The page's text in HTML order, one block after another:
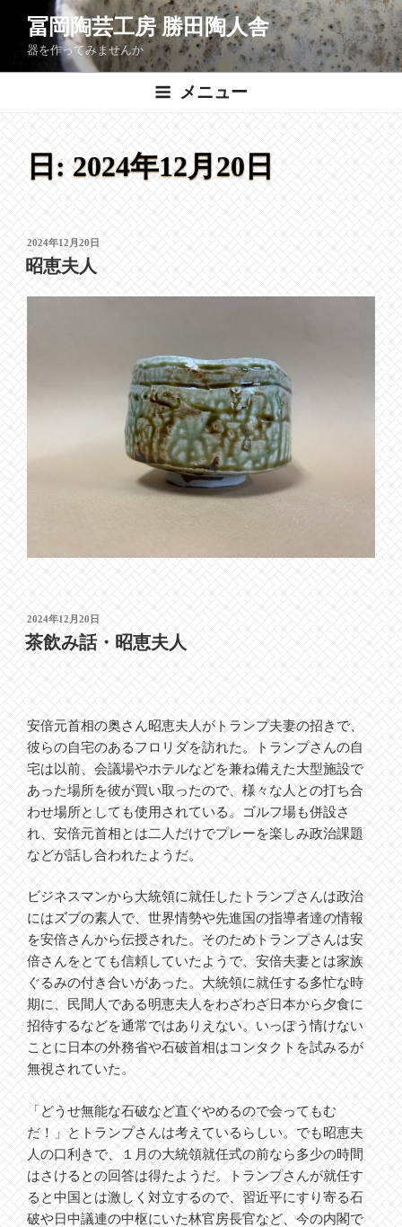
ン
へ
ス
キ
ッ
プ
冨岡陶芸工房 勝田陶人舎
器を作ってみませんか
メニュー
日:2024年12月20日
投
稿
日:
2024年12月20日
昭恵夫人
投
稿
日:
2024年12月20日
茶飲み話・昭恵夫人
安倍元首相の奥さん昭恵夫人がトランプ夫妻の招きで、
彼らの自宅のあるフロリダを訪れた。トランプさんの自
宅は以前、会議場やホテルなどを兼ね備えた大型施設で
あった場所を彼が買い取ったので、様々な人との打ち合
わせ場所としても使用されている。ゴルフ場も併設さ
れ、安倍元首相とは二人だけでプレーを楽しみ政治課題
などが話し合われたようだ。
ビジネスマンから大統領に就任したトランプさんは政治
にはズブの素人で、世界情勢や先進国の指導者達の情報
を安倍さんから伝授された。そのためトランプさんは安
倍さんをとても信頼していたようで、安倍夫妻とは家族
ぐるみの付き合いがあった。大統領に就任する多忙な時
期に、民間人である明恵夫人をわざわざ日本から夕食に
招待するなどを通常ではありえない。いっぽう情けない
ことに日本の外務省や石破首相はコンタクトを試みるが
無視されていた。
「どうせ無能な石破など直ぐやめるので会ってもむ
だ！」とトランプさんは考えているらしい。でも昭恵夫
人の口利きで、１月の大統領就任式の前なら多少の時間
はさけるとの回答は得たようだ。トランプさんが就任す
ると中国とは激しく対立するので、習近平にすり寄る石
破や日中議連の中枢にいた林官房長官など、今の内閣で